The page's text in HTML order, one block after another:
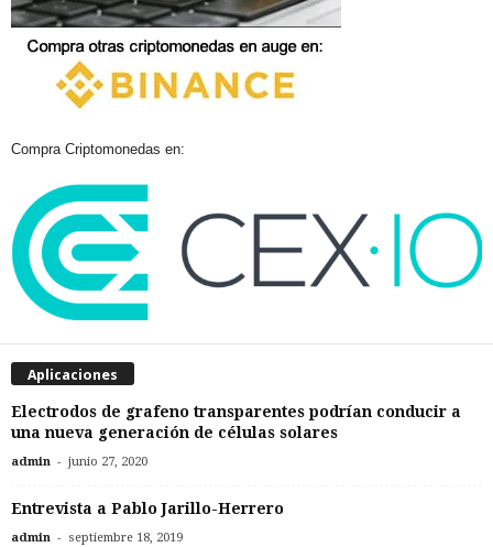
Compra Criptomonedas en:
Aplicaciones
Electrodos de grafeno transparentes podrían conducir a
una nueva generación de células solares
admin - junio 27, 2020
Entrevista a Pablo Jarillo-Herrero
admin - septiembre 18, 2019